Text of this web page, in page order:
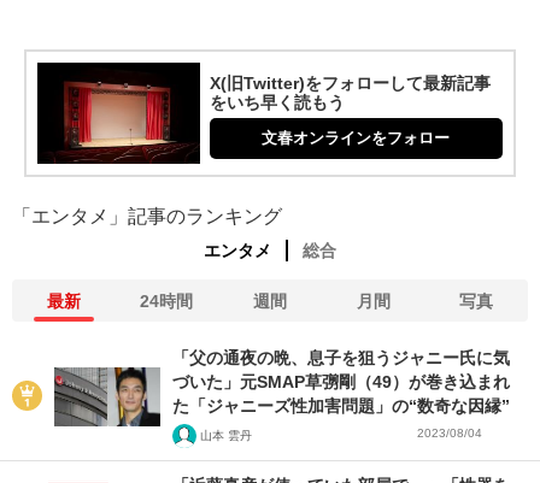
X(旧Twitter)をフォローして最新記事
をいち早く読もう
文春オンラインをフォロー
「エンタメ」記事のランキング
エンタメ 総合
最新 24時間 週間 月間 写真
「父の通夜の晩、息子を狙うジャニー氏に気
づいた」元SMAP草彅剛（49）が巻き込まれ
た「ジャニーズ性加害問題」の“数奇な因縁”
山本 雲丹 2023/08/04